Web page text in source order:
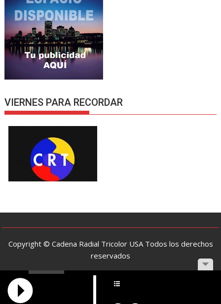
VIERNES PARA RECORDAR
Copyright © Cadena Radial Tricolor USA Todos los derechos
reservados
Funciona gracias a WordPress
Themes